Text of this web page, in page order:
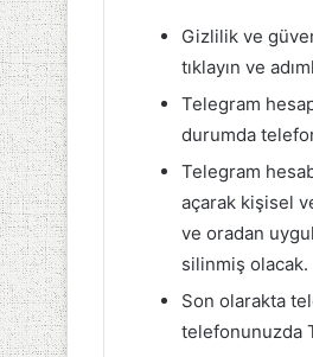
Gizlilik ve
tıklayın ve
Telegram
durumda
Telegram
açarak kişisel
ve oradan
silinmiş olacak.
Son olarakta
telefonunuzda